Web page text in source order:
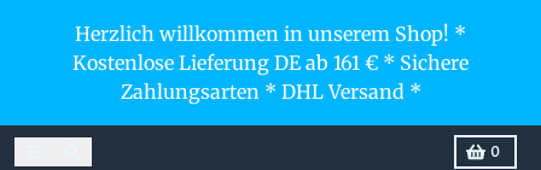
Herzlich willkommen in unserem Shop! *
Kostenlose Lieferung DE ab 161 € * Sichere
Zahlungsarten * DHL Versand *
0